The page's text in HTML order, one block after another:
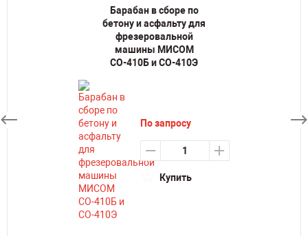
Барабан в сборе по
бетону и асфальту для
фрезеровальной
машины МИСОМ
СО-410Б и СО-410Э
По запросу
Купить